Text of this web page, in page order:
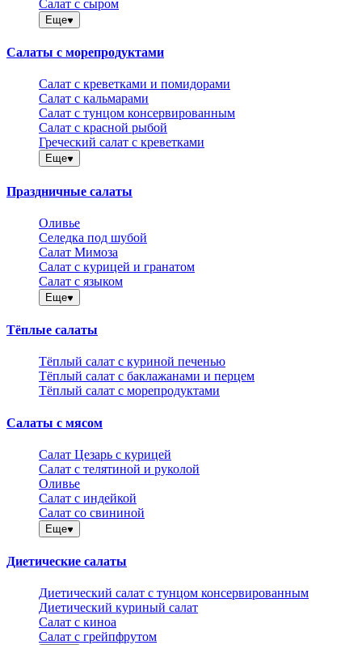
Салат с сыром
Еще
Салаты с морепродуктами
Салат с креветками и помидорами
Салат с кальмарами
Салат с тунцом консервированным
Салат с красной рыбой
Греческий салат с креветками
Еще
Праздничные салаты
Оливье
Селедка под шубой
Салат Мимоза
Салат с курицей и гранатом
Салат с языком
Еще
Тёплые салаты
Тёплый салат с куриной печенью
Тёплый салат с баклажанами и перцем
Тёплый салат с морепродуктами
Салаты с мясом
Салат Цезарь с курицей
Салат с телятиной и руколой
Оливье
Салат с индейкой
Салат со свининой
Еще
Диетические салаты
Диетический салат с тунцом консервированным
Диетический куриный салат
Салат с киноа
Салат с грейпфрутом